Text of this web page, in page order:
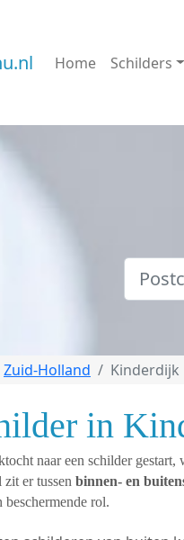
Home Schilders
Zuid-Holland Kinderdijk
in
naar een schilder
zit er tussen binnen- en
beschermende rol.